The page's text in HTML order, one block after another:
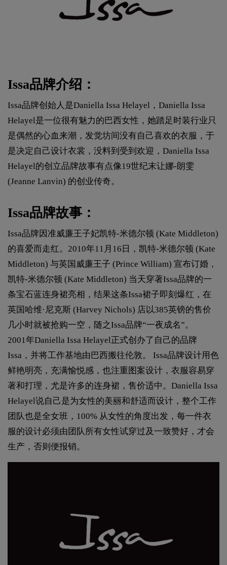
Issa品牌介绍：
Issa品牌创始人是Daniella Issa Helayel，Daniella Issa
Helayel是一位很有魅力的巴西女性，她踏足时装行业只
是偶然的心血来潮，发觉坊间没有自己喜欢的衣服，于
是决定自己设计衣裳，没料到受到欢迎，Daniella Issa
Helayel的创立品牌故事有点像19世纪末让娜-朗雯
(Jeanne Lanvin) 的创业传奇。
Issa品牌故事：
Issa品牌因准威廉王子妃凯特-米德尔顿 (Kate Middleton)
的喜爱而走红。2010年11月16日，凯特-米德尔顿 (Kate
Middleton) 与英国威廉王子 (Prince William) 宣布订婚，
凯特-米德尔顿 (Kate Middleton) 当天穿著Issa品牌的一
条宝石蓝连身裙亮相，结果这条Issa裙子即刻爆红，在
英国哈维·尼克斯 (Harvey Nichols) 店以385英镑的售价
几小时就被抢购一空，随之Issa品牌“一夜成名”。
2001年Daniella Issa Helayel正式创办了自己的品牌
Issa，并将工作基地由巴西搬往伦敦。 Issa品牌设计用色
鲜艳明亮，充满愉悦感，也注重图案设计，衣服容易穿
著和打理，尤是许多的连身裙，售价适中。Daniella Issa
Helayel说自己是为女性的美丽和舒适而设计，整个工作
团队也是全女班，100% 从女性的角度出发，每一件衣
服的设计必须由团队所有女性试穿过及一致赞好，才会
生产，否则便报销。